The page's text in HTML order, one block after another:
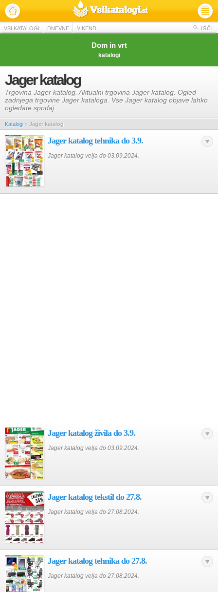
VSI KATALOGI DNEVNE VIKEND IŠČI
Dom in vrt
katalogi
Jager katalog
Trgovina Jager katalog. Aktualni trgovina Jager katalog. Ogled
zadnjega trgovine Jager kataloga. Vse Jager katalog objave lahko
ogledate spodaj.
Katalogi » Jager katalog
Jager katalog tehnika do 3.9.
Jager katalog velja do 03.09.2024.
Jager katalog živila do 3.9.
Jager katalog velja do 03.09.2024.
Jager katalog tekstil do 27.8.
Jager katalog velja do 27.08.2024.
Jager katalog tehnika do 27.8.
Jager katalog velja do 27.08.2024.